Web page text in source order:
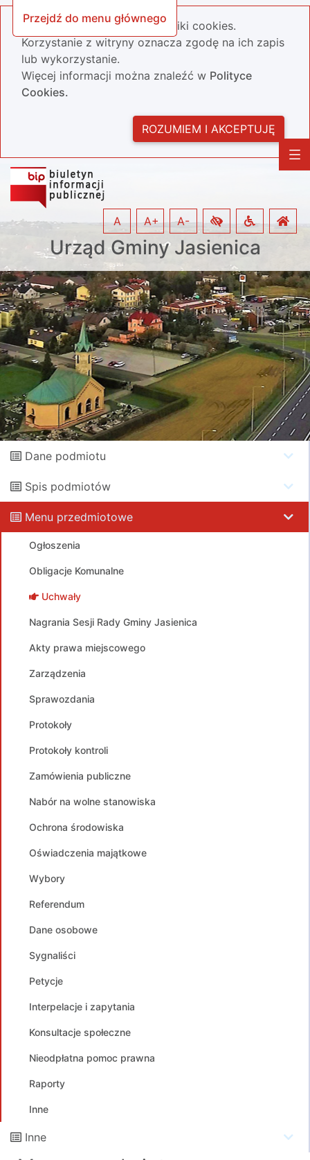
Przejdź do menu głównego
Nasza strona wykorzystuje pliki cookies.
Korzystanie z witryny oznacza zgodę na ich zapis
lub wykorzystanie.
Więcej informacji można znaleźć w Polityce
Cookies.
ROZUMIEM I AKCEPTUJĘ
Urząd Gminy Jasienica
A A+ A-
Dane podmiotu
Spis podmiotów
Menu przedmiotowe
Ogłoszenia
Obligacje Komunalne
Uchwały
Nagrania Sesji Rady Gminy Jasienica
Akty prawa miejscowego
Zarządzenia
Sprawozdania
Protokoły
Protokoły kontroli
Zamówienia publiczne
Nabór na wolne stanowiska
Ochrona środowiska
Oświadczenia majątkowe
Wybory
Referendum
Dane osobowe
Sygnaliści
Petycje
Interpelacje i zapytania
Konsultacje społeczne
Nieodpłatna pomoc prawna
Raporty
Inne
Inne